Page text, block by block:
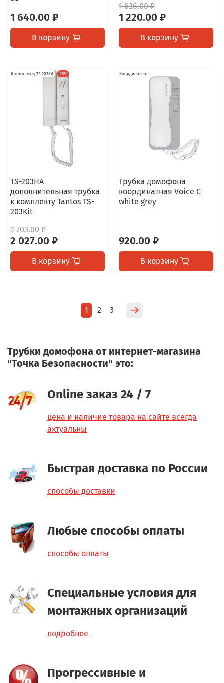
1 640.00 ₽
В корзину
1 626.00 ₽
1 220.00 ₽
В корзину
К комплекту TS-203Kit -25%
TS-203HA
дополнительная трубка
к комплекту Tantos TS-
203Kit
2 703.00 ₽
2 027.00 ₽
В корзину
Координатная
Трубка домофона
координатная Voice С
white grey
920.00 ₽
В корзину
1 2 3
Трубки домофона от интернет-магазина
"Точка Безопасности" это:
Online заказ 24 / 7
цена и наличие товара на сайте всегда
актуальны
Быстрая доставка по России
способы доставки
Любые способы оплаты
способы оплаты
Специальные условия для
монтажных организаций
подробнее
Прогрессивные и